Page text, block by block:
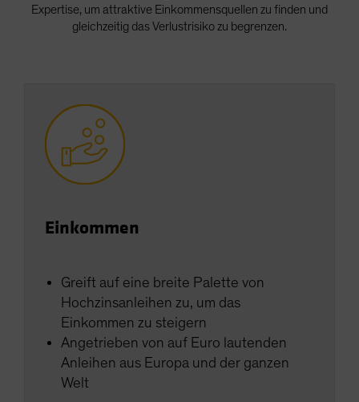
Sweden
United States (US Citizens)
US (Non-US Citizens/NRC)
Expertise, um attraktive Einkommensquellen zu finden und
gleichzeitig das Verlustrisiko zu begrenzen.
Einkommen
Greift auf eine breite Palette von
Hochzinsanleihen zu, um das
Einkommen zu steigern
Angetrieben von auf Euro lautenden
Anleihen aus Europa und der ganzen
Welt